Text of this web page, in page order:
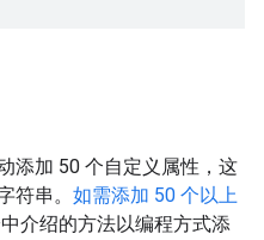
添加 50 个自定义属性，这
符串。 如需添加 50 个以上
介绍的方法以编程方式添